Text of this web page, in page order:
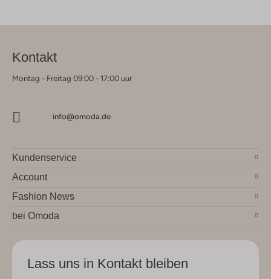
Kontakt
Montag - Freitag 09:00 - 17:00 uur
info@omoda.de
Kundenservice
Account
Fashion News
bei Omoda
Lass uns in Kontakt bleiben